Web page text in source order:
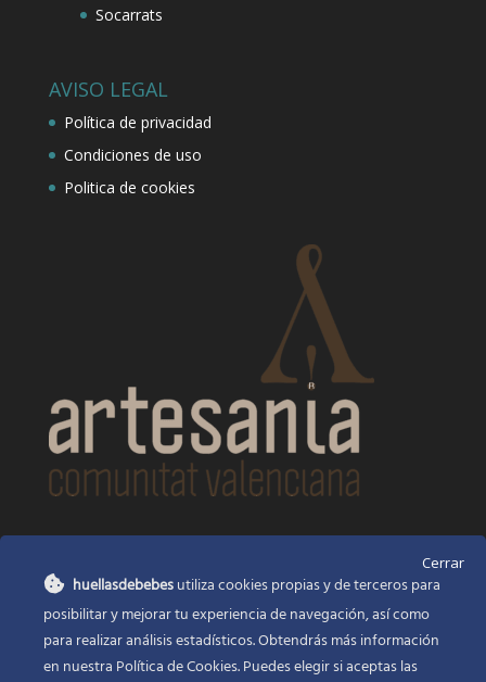
Socarrats
AVISO LEGAL
Política de privacidad
Condiciones de uso
Politica de cookies
Huellas de bebés
Santa Ana, 22Alcasser Valencia 46290
625 120 591
Cerrar
huellasdebebesutiliza cookies propias y de terceros para
posibilitar y mejorar tu experiencia de navegación, así como
para realizar análisis estadísticos. Obtendrás más información
en nuestra Política de Cookies. Puedes elegir si aceptas las